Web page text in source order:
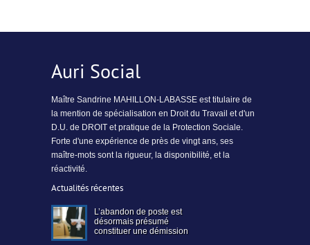
Auri Social
Maître Sandrine MAHILLON-LABASSE est titulaire de
la mention de spécialisation en Droit du Travail et d'un
D.U. de DROIT et pratique de la Protection Sociale.
Forte d'une expérience de près de vingt ans, ses
maître-mots sont la rigueur, la disponibilité, et la
réactivité.
Actualités récentes
L’abandon de poste est
désormais présumé
constituer une démission